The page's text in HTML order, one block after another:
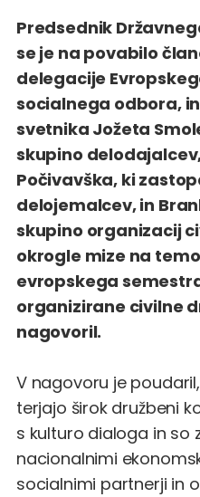
Predsednik
se je na povabilo
delegacije
socialnega odbora,
svetnika Jožeta
skupino
Počivavška, ki
delojemalcev, in
skupino organizacij
okrogle mize na
evropskega
organizirane civilne
nagovoril.
V nagovoru je
terjajo širok družbeni
s kulturo dialoga in so
nacionalnimi
socialnimi partnerji in